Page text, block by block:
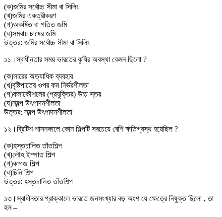
(ক)জমির সর্বোচ্চ সীমা বা সিলিং
(খ)জমির একত্রীকরণ
(গ)অকর্ষিত বা পতিত জমি
(ঘ)সমবায় চাষের জমি
উত্তর: জমির সর্বোচ্চ সীমা বা সিলিং
১১।স্বাধীনতার সময় ভারতের কৃষির অবস্থা কেমন ছিলো ?
(ক)সারের অত্যাধিক ব্যবহার
(খ)বৃষ্টিপাতের ওপর কম নির্ভরশীলতা
(গ)কলাকৌশলের (প্রযুক্তির) উচ্চ স্তর
(ঘ)স্বল্প উৎপাদনশীলতা
উত্তর:স্বল্প উৎপাদনশীলতা
১২। ব্রিটিশ শাসনকালে কোন শিল্পটি সবচেয়ে বেশি ক্ষতিগ্রস্থ হয়েছিল ?
(ক)হস্তচালিত তাঁতশিল্প
(খ)লৌহ ইস্পাত শিল্প
(গ)কাগজ শিল্প
(ঘ)চিনি শিল্প
উত্তর: হস্তচালিত তাঁতশিল্প
১৩।স্বাধীনতার প্রাক্কালে ভারতে জনসংখ্যার বড় অংশ যে ক্ষেত্রে নিযুক্ত ছিলো , তা
হল –